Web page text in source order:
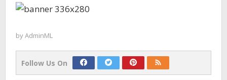
byAdminML
Follow Us On